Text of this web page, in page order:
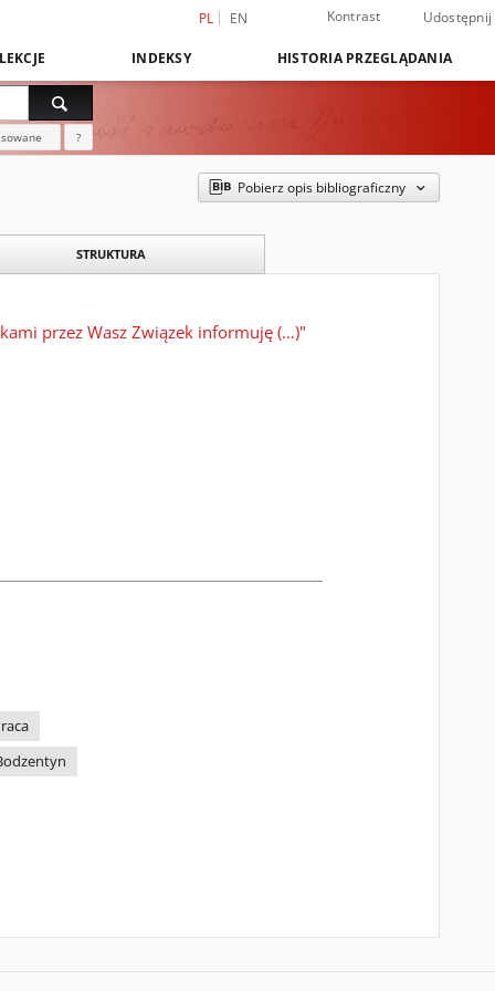
PL EN Kontrast Udostępnij
INDEKSY HISTORIA PRZEGLĄDANIA
?
Pobierz opis bibliograficzny
STRUKTURA
przez Wasz Związek informuję (…)"